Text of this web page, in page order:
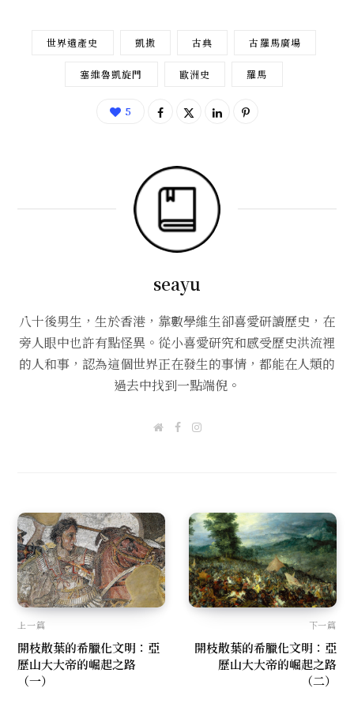
世界遺產史 凱撒 古典 古羅馬廣場
塞維魯凱旋門 歐洲史 羅馬
5
seayu
八十後男生，生於香港，靠數學維生卻喜愛研讀歷史，在
旁人眼中也許有點怪異。從小喜愛研究和感受歷史洪流裡
的人和事，認為這個世界正在發生的事情，都能在人類的
過去中找到一點端倪。
W
F
I
m
上一篇
開枝散葉的希臘化文明：亞
歷山大大帝的崛起之路
（一）
下一篇
開枝散葉的希臘化文明：亞
歷山大大帝的崛起之路
（二）